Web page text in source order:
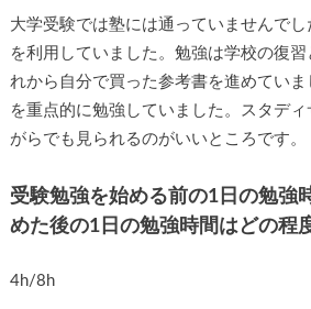
大学受験では塾には通っていませんでし
を利用していました。勉強は学校の復
れから自分で買った参考書を進めてい
を重点的に勉強していました。スタデ
がらでも見られるのがいいところです。
受験勉強を始める前の1日の勉強
めた後の1日の勉強時間はどの程
4h/8h